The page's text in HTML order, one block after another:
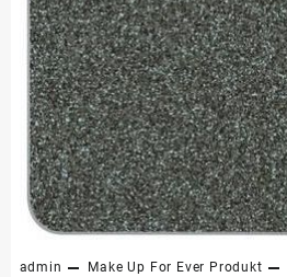
admin Make Up For Ever Produkt